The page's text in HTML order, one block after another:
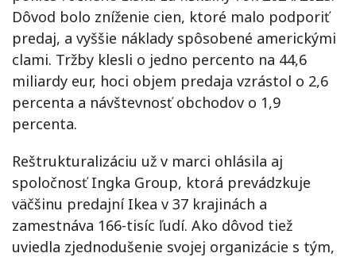
Dôvod bolo zníženie cien, ktoré malo podporiť
predaj, a vyššie náklady spôsobené americkými
clami. Tržby klesli o jedno percento na 44,6
miliardy eur, hoci objem predaja vzrástol o 2,6
percenta a návštevnosť obchodov o 1,9
percenta.
Reštrukturalizáciu už v marci ohlásila aj
spoločnosť Ingka Group, ktorá prevádzkuje
väčšinu predajní Ikea v 37 krajinách a
zamestnáva 166-tisíc ľudí. Ako dôvod tiež
uviedla zjednodušenie svojej organizácie s tým,